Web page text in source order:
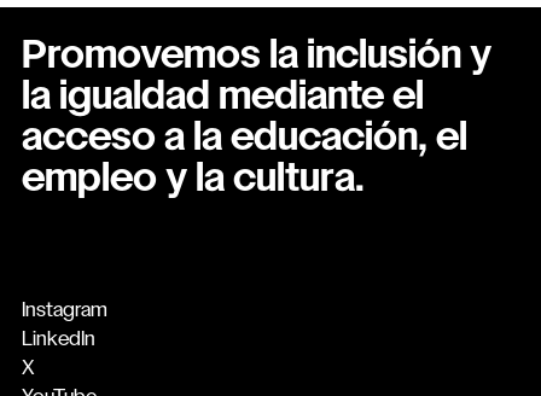
Promovemos la inclusión y
la igualdad mediante el
acceso a la educación, el
empleo y la cultura.
Instagram
LinkedIn
X